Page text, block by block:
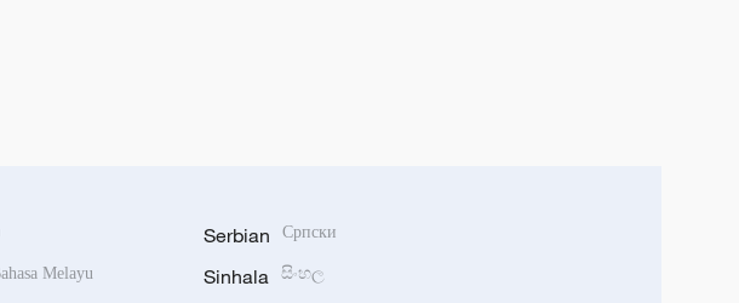
Melayu
Serbian Српски
Sinhala සිංහල